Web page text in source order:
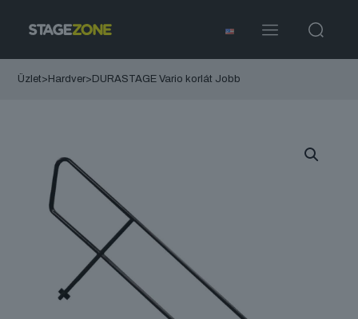
Üzlet> Hardver> DURASTAGE Vario korlát Jobb